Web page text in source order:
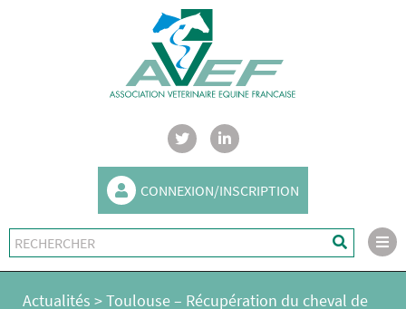
CONNEXION/INSCRIPTION
Actualités >Toulouse – Récupération du cheval de